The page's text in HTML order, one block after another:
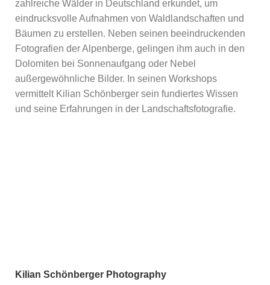
zahlreiche Wälder in Deutschland erkundet, um
eindrucksvolle Aufnahmen von Waldlandschaften und
Bäumen zu erstellen. Neben seinen beeindruckenden
Fotografien der Alpenberge, gelingen ihm auch in den
Dolomiten bei Sonnenaufgang oder Nebel
außergewöhnliche Bilder. In seinen Workshops
vermittelt Kilian Schönberger sein fundiertes Wissen
und seine Erfahrungen in der Landschaftsfotografie.
Kilian Schönberger Photography